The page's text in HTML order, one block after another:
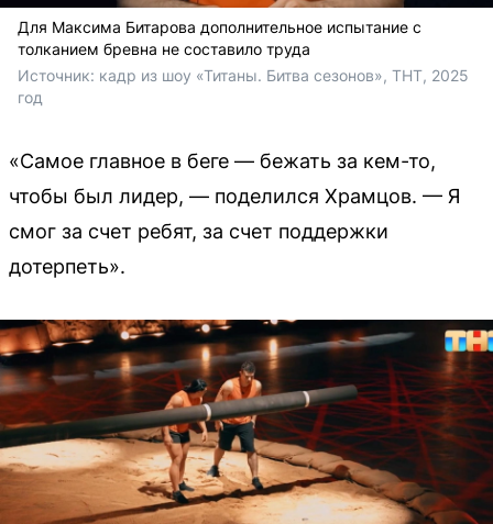
Для Максима Битарова дополнительное испытание с
толканием бревна не составило труда
Источник: кадр из шоу «Титаны. Битва сезонов», ТНТ, 2025
год
«Самое главное в беге — бежать за кем-то,
чтобы был лидер, — поделился Храмцов. — Я
смог за счет ребят, за счет поддержки
дотерпеть».